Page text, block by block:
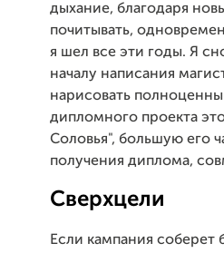
дыхание, благодаря
почитывать,
я шел все эти годы. Я
началу написания
нарисовать
дипломного проекта
Соловья", большую его
получения диплома,
Сверхцели
Если кампания